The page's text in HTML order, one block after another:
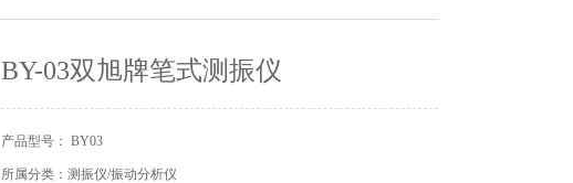
BY-03双旭牌笔式测振仪
产品型号： BY03
所属分类：测振仪/振动分析仪